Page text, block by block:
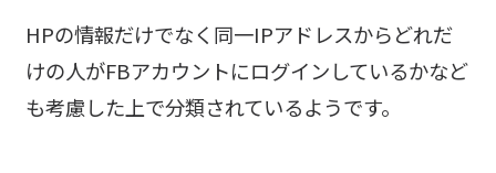
HPの情報だけでなく同一IPアドレスからどれだ
けの人がFBアカウントにログインしているかなど
も考慮した上で分類されているようです。